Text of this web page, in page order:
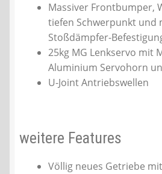
Massiver Frontbumper,
tiefen Schwerpunkt und
Stoßdämpfer-
25kg MG Lenkservo mit
Aluminium Servohorn
U-Joint Antriebswellen
weitere Features
Völlig neues Getriebe